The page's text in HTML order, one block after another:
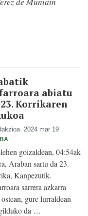
abiatu
Korrikaren
2024 mar 19
goizaldean, 04:54ak
Araban sartu da 23.
Kanpezutik.
sarrera azkarra
gure lurraldean
da …